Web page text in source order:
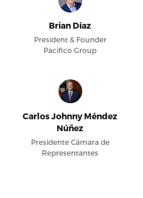
Brian Díaz
President & Founder
Pacifico Group
Carlos Johnny Méndez
Núñez
Presidente Cámara de
Representantes